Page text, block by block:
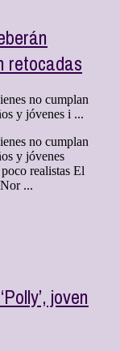
retocadas
no cumplan
y jóvenes i ...
no cumplan
y jóvenes
realistas El
...
joven